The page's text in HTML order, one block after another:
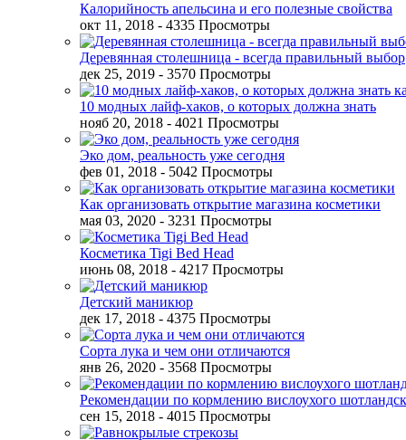
Калорийность апельсина и его полезные свойства
окт 11, 2018 - 4335 Просмотры
Деревянная столешница - всегда правильный выбор
дек 25, 2019 - 3570 Просмотры
10 модных лайф-хаков, о которых должна знать
нояб 20, 2018 - 4021 Просмотры
Эко дом, реальность уже сегодня
фев 01, 2018 - 5042 Просмотры
Как организовать открытие магазина косметики
мая 03, 2020 - 3231 Просмотры
Косметика Tigi Bed Head
июнь 08, 2018 - 4217 Просмотры
Детский маникюр
дек 17, 2018 - 4375 Просмотры
Сорта лука и чем они отличаются
янв 26, 2020 - 3568 Просмотры
Рекомендации по кормлению вислоухого
сен 15, 2018 - 4015 Просмотры